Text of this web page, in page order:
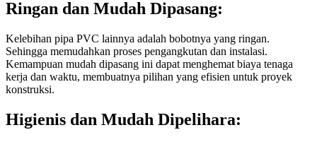
Ringan dan Mudah Dipasang:
Kelebihan pipa PVC lainnya adalah bobotnya yang ringan.
Sehingga memudahkan proses pengangkutan dan instalasi.
Kemampuan mudah dipasang ini dapat menghemat biaya tenaga
kerja dan waktu, membuatnya pilihan yang efisien untuk proyek
konstruksi.
Higienis dan Mudah Dipelihara: